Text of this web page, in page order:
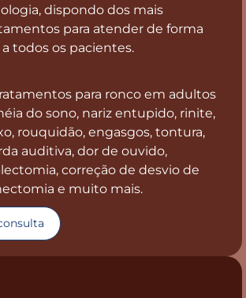
dispondo dos mais
para atender de forma
todos os pacientes.
para ronco em adultos
do sono, nariz entupido, rinite,
rouquidão, engasgos, tontura,
auditiva, dor de ouvido,
correção de desvio de
e muito mais.